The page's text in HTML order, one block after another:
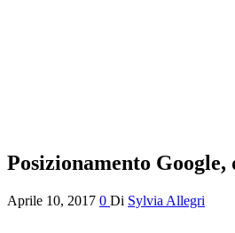
Posizionamento
Aprile 10, 2017 0 Di Sylvia Allegri